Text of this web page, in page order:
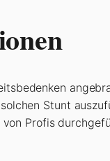
Stunt
Profis